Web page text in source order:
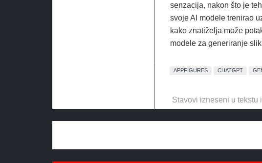
senzacija, nakon što je
svoje AI modele trenirao
kako znatiželja može
modele za generiranje
APPFIGURES CHATGPT
Stavovi izneseni u tekstu